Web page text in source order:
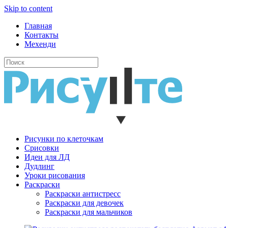
Skip to content
Главная
Контакты
Мехенди
Рисунки по клеточкам
Cрисовки
Идеи для ЛД
Дудлинг
Уроки рисования
Раскраски
Раскраски антистресс
Раскраски для девочек
Раскраски для мальчиков